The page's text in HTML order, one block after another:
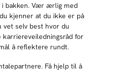
i bakken. Vær ærlig med
kjenner at du ikke er på
vet selv best hvor du
karriereveiledningsråd for
å reflektere rundt.
Få hjelp til å